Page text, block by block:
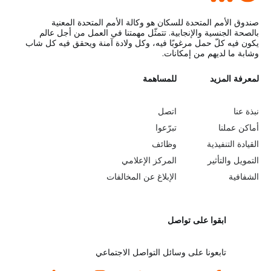
صندوق الأمم المتحدة للسكان هو وكالة الأمم المتحدة المعنية
بالصحة الجنسية والإنجابية. تتمثّل مهمتنا في العمل من أجل عالم
يكون فيه كلّ حمل مرغوبًا فيه، وكل ولادة آمنة ويحقق فيه كل شاب
وشابة ما لديهم من إمكانات.
L
e
a
r
n
لمعرفة المزيد
نبذة عنا
أماكن عملنا
القيادة التنفيذية
التمويل والتأثير
الشفافية
G
o
b
e
y
n
d
للمساهمة
اتصل
تبرّعوا
وظائف
المركز الإعلامي
الإبلاغ عن المخالفات
ابقوا على تواصل
تابعونا على وسائل التواصل الاجتماعي